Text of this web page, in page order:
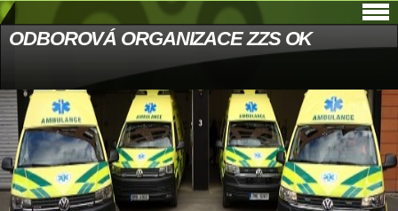
ODBOROVÁ ORGANIZACE ZZS OK